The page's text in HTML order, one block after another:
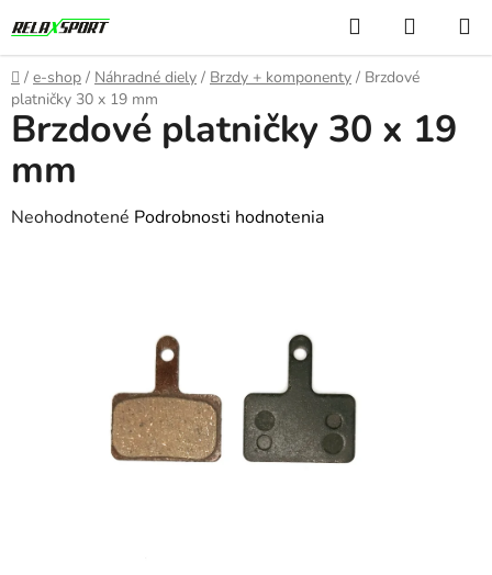
na
obsah
Hľadať
KOŠÍK
Domov
/ e-shop / Náhradné diely / Brzdy + komponenty / Brzdové
platničky 30 x 19 mm
Brzdové platničky 30 x 19
mm
Priemerné
Neohodnotené Podrobnosti hodnotenia